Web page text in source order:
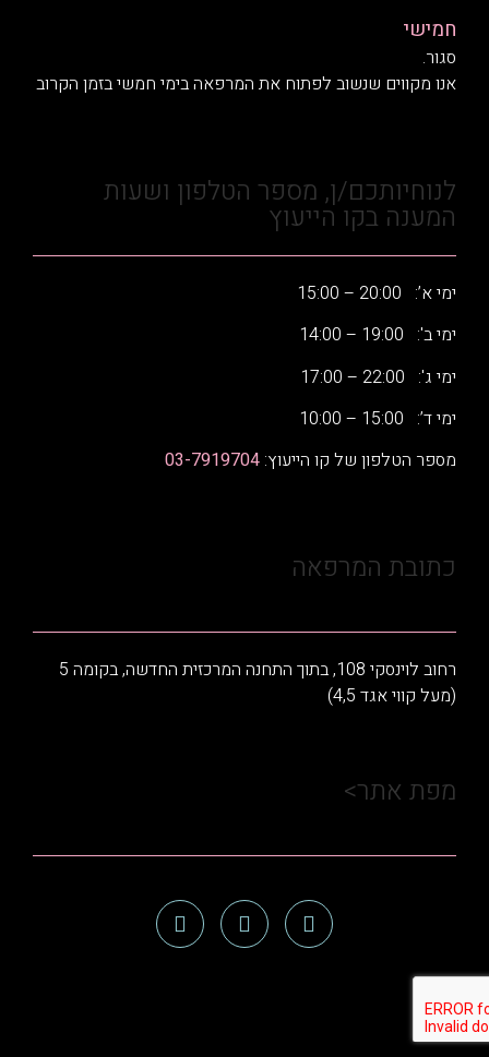
חמישי
סגור.
אנו מקווים שנשוב לפתוח את המרפאה בימי חמשי בזמן הקרוב
לנוחיותכם/ן, מספר הטלפון ושעות
המענה בקו הייעוץ
ימי א’: 20:00 – 15:00
ימי ב': 19:00 – 14:00
ימי ג': 22:00 – 17:00
ימי ד’: 15:00 – 10:00
מספר הטלפון של קו הייעוץ: 03-7919704
כתובת המרפאה
רחוב לוינסקי 108, בתוך התחנה המרכזית החדשה, בקומה 5
(מעל קווי אגד 4,5)
מפת אתר>